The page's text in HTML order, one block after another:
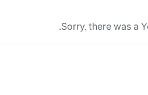
Sorry, there was a